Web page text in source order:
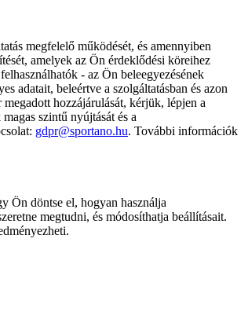
megfelelő működését, és amennyiben
amelyek az Ön érdeklődési köreihez
- az Ön beleegyezésének
adatait, beleértve a szolgáltatásban és azon
hozzájárulását, kérjük, lépjen a
szintű nyújtását és a
gdpr@sportano.hu. További információk
Ön döntse el, hogyan használja
megtudni, és módosíthatja beállításait.